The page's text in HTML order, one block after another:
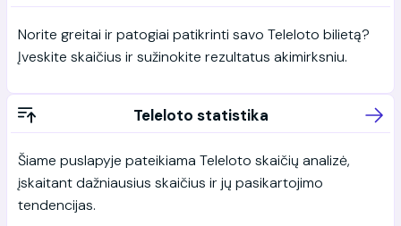
Norite greitai ir patogiai patikrinti savo Teleloto bilietą?
Įveskite skaičius ir sužinokite rezultatus akimirksniu.
Teleloto statistika
Šiame puslapyje pateikiama Teleloto skaičių analizė,
įskaitant dažniausius skaičius ir jų pasikartojimo
tendencijas.